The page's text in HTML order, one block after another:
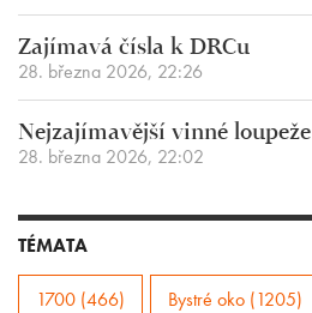
Zajímavá čísla k DRCu
28. března 2026, 22:26
Nejzajímavější vinné loupeže
28. března 2026, 22:02
TÉMATA
1700 (466) Bystré oko (1205)